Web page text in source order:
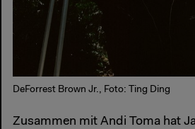
DeForrest Brown Jr., Foto: Ting Ding
Zusammen mit Andi Toma hat